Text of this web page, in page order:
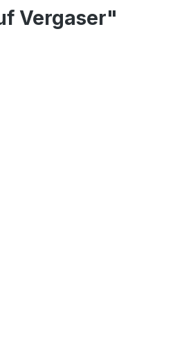
Vergaser"